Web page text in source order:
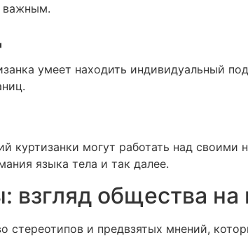
важным.
умеет находить индивидуальный
куртизанки могут работать над
языка тела и так далее.
взгляд общества на
стереотипов и предвзятых мнений,